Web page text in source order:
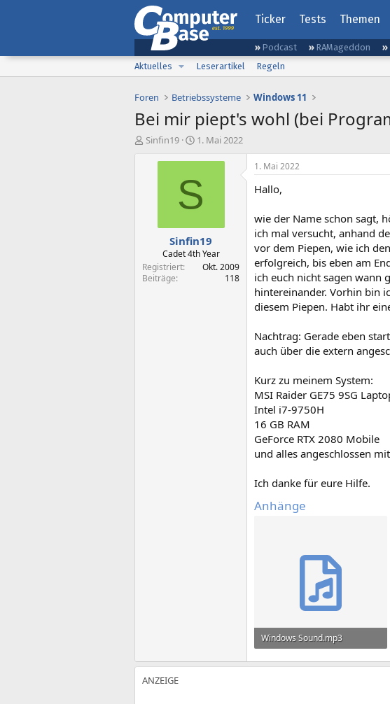
Ticker Tests Themen
Podcast RAMageddon
Aktuelles
Leserartikel Regeln
Foren Betriebssysteme Windows 11
Bei mir piept's wohl (bei
E
Sinfin19
E
s
e
l
t
a
m
1. Mai 2022
S
Sinfin19
Cadet 4th Year
Registriert
Okt. 2009
Beiträge
118
1. Mai 2022
Hallo,
wie der Name schon sagt,
ich mal versucht, anhand
vor dem Piepen, wie ich
erfolgreich, bis eben am
ich euch nicht sagen wann
hintereinander. Vorhin bin
diesem Piepen. Habt ihr
Nachtrag: Gerade eben
auch über die extern
Kurz zu meinem System:
MSI Raider GE75 9SG
Intel i7-9750H
16 GB RAM
GeForce RTX 2080 Mobile
und alles angeschlossen
Ich danke für eure Hilfe.
Anhänge
Windows Sound.mp3
231,1 KB